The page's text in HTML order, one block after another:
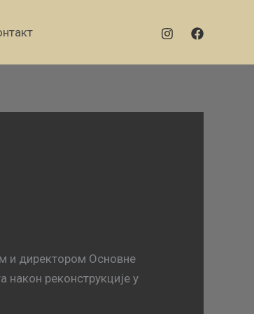
и директором Основне
након реконструкције у